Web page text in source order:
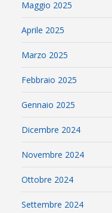
Maggio 2025
Aprile 2025
Marzo 2025
Febbraio 2025
Gennaio 2025
Dicembre 2024
Novembre 2024
Ottobre 2024
Settembre 2024